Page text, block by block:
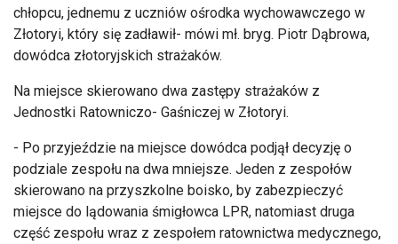
chłopcu, jednemu z uczniów ośrodka wychowawczego w
Złotoryi, który się zadławił- mówi mł. bryg. Piotr Dąbrowa,
dowódca złotoryjskich strażaków.
Na miejsce skierowano dwa zastępy strażaków z
Jednostki Ratowniczo- Gaśniczej w Złotoryi.
- Po przyjeździe na miejsce dowódca podjął decyzję o
podziale zespołu na dwa mniejsze. Jeden z zespołów
skierowano na przyszkolne boisko, by zabezpieczyć
miejsce do lądowania śmigłowca LPR, natomiast druga
część zespołu wraz z zespołem ratownictwa medycznego,